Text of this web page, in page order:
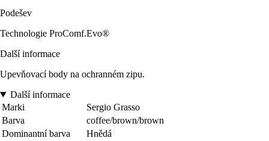
Podešev
Technologie ProComf.Evo®
Další informace
Upevňovací body na ochranném zipu.
Další informace
Marki
Sergio Grasso
Barva
coffee/brown/brown
Dominantní barva
Hnědá